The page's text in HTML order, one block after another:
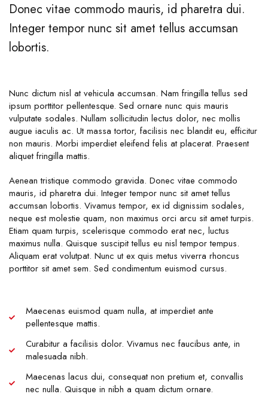
Donec vitae commodo mauris, id pharetra dui.
Integer tempor nunc sit amet tellus accumsan
lobortis.
Nunc dictum nisl at vehicula accumsan. Nam fringilla tellus sed
ipsum porttitor pellentesque. Sed ornare nunc quis mauris
vulputate sodales. Nullam sollicitudin lectus dolor, nec mollis
augue iaculis ac. Ut massa tortor, facilisis nec blandit eu, efficitur
non mauris. Morbi imperdiet eleifend felis at placerat. Praesent
aliquet fringilla mattis.
Aenean tristique commodo gravida. Donec vitae commodo
mauris, id pharetra dui. Integer tempor nunc sit amet tellus
accumsan lobortis. Vivamus tempor, ex id dignissim sodales,
neque est molestie quam, non maximus orci arcu sit amet turpis.
Etiam quam turpis, scelerisque commodo erat nec, luctus
maximus nulla. Quisque suscipit tellus eu nisl tempor tempus.
Aliquam erat volutpat. Nunc ut ex quis metus viverra rhoncus
porttitor sit amet sem. Sed condimentum euismod cursus.
Maecenas euismod quam nulla, at imperdiet ante
pellentesque mattis.
Curabitur a facilisis dolor. Vivamus nec faucibus ante, in
malesuada nibh.
Maecenas lacus dui, consequat non pretium et, convallis
nec nulla. Quisque in nibh a quam dictum ornare.